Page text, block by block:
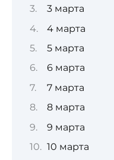
3 марта
4 марта
5 марта
6 марта
7 марта
8 марта
9 марта
10 марта